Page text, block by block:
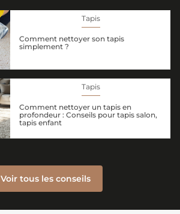
Tapis
Comment nettoyer son tapis
simplement ?
Tapis
Comment nettoyer un tapis en
profondeur : Conseils pour tapis salon,
tapis enfant
Voir tous les conseils